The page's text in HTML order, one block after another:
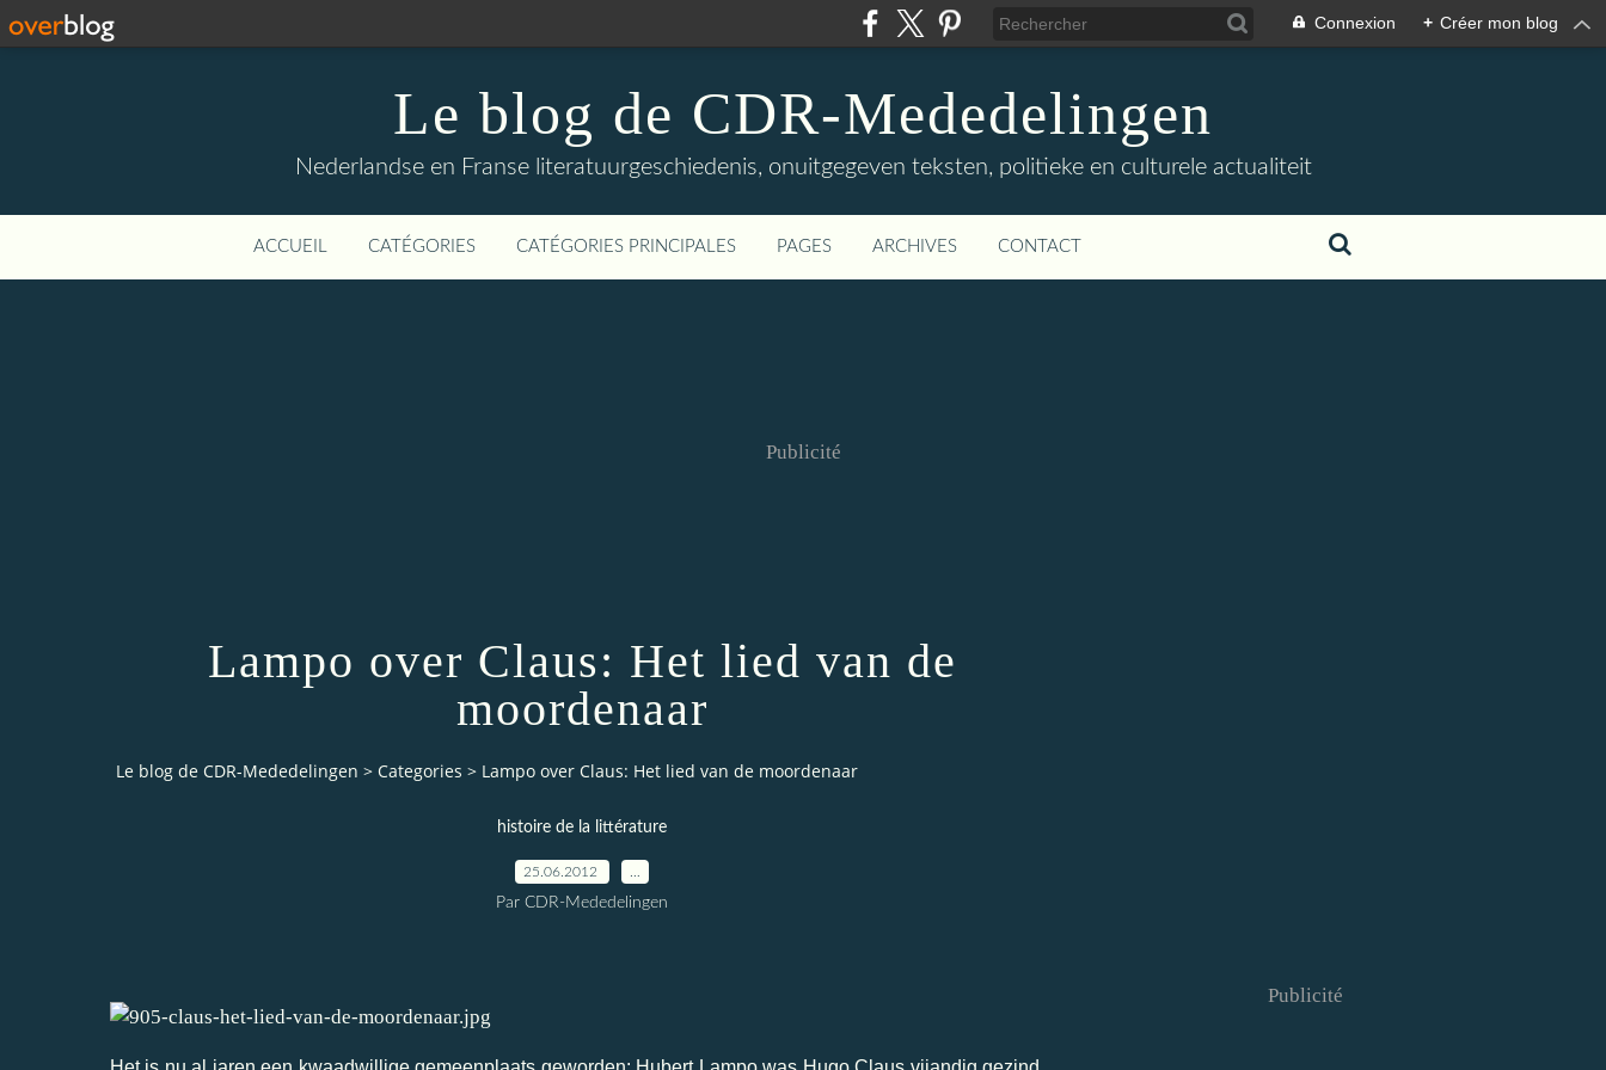
Connexion + Créer mon blog
Le blog de CDR-Mededelingen
Nederlandse en Franse literatuurgeschiedenis, onuitgegeven teksten, politieke en culturele actualiteit
ACCUEIL CATÉGORIES CATÉGORIES PRINCIPALES PAGES ARCHIVES CONTACT
Publicité
Lampo over Claus: Het lied van de
moordenaar
Le blog de CDR-Mededelingen > Categories > Lampo over Claus: Het lied van de moordenaar
histoire de la littérature
25.06.2012
Par CDR-Mededelingen
Publicité